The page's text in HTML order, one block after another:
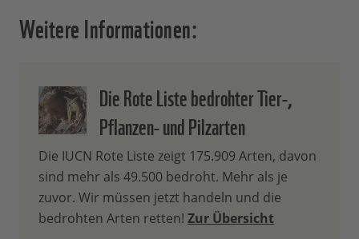
Weitere Informationen:
Die Rote Liste bedrohter Tier-,
Pflanzen- und Pilzarten
Die IUCN Rote Liste zeigt 175.909 Arten, davon
sind mehr als 49.500 bedroht. Mehr als je
zuvor. Wir müssen jetzt handeln und die
bedrohten Arten retten! Zur Übersicht